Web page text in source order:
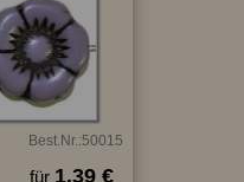
Best.Nr.:50015
für 1.39 €